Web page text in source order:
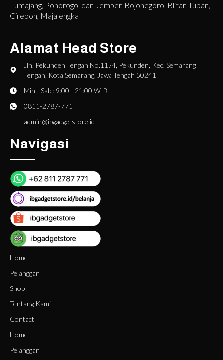
Lumajang, Ponorogo dan Jember, Bojonegoro, Blitar, Tuban,
Cirebon, Majalengka
Alamat Head Store
Jln. Pekunden Tengah No.1174, Pekunden, Kec. Semarang
Tengah, Kota Semarang, Jawa Tengah 50241
Min - Sab : 9:00 - 21:00 WIB
0811-2787-771
admin@ibgadgetstore.id
Navigasi
Home
Pelanggan
Shop
Tentang Kami
Contact
Home
Pelanggan